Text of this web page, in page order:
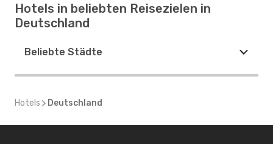
Hotels in beliebten Reisezielen in
Deutschland
Beliebte Städte
Hotels Deutschland